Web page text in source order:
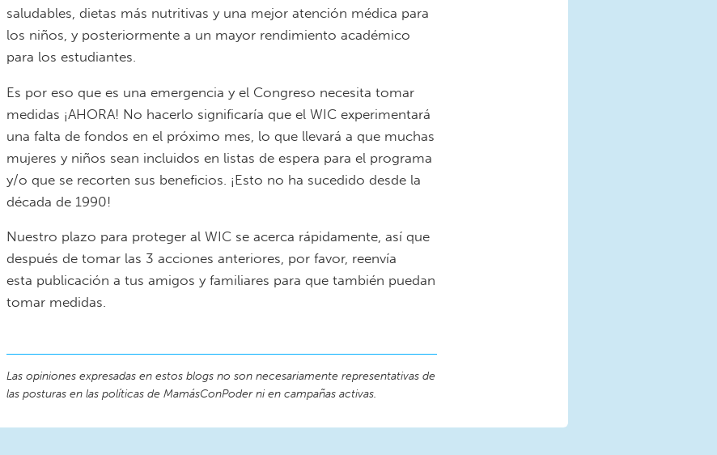
saludables, dietas más nutritivas y una mejor atención médica para
los niños, y posteriormente a un mayor rendimiento académico
para los estudiantes.
Es por eso que es una emergencia y el Congreso necesita tomar
medidas ¡AHORA! No hacerlo significaría que el WIC experimentará
una falta de fondos en el próximo mes, lo que llevará a que muchas
mujeres y niños sean incluidos en listas de espera para el programa
y/o que se recorten sus beneficios. ¡Esto no ha sucedido desde la
década de 1990!
Nuestro plazo para proteger al WIC se acerca rápidamente, así que
después de tomar las 3 acciones anteriores, por favor, reenvía
esta publicación a tus amigos y familiares para que también puedan
tomar medidas.
Las opiniones expresadas en estos blogs no son necesariamente representativas de
las posturas en las políticas de MamásConPoder ni en campañas activas.